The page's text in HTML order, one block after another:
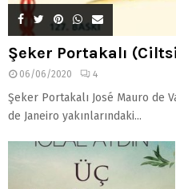
Şeker Portakalı
06/06/2020 4
Şeker Portakalı José Mauro de
de Janeiro yakınlarındaki...